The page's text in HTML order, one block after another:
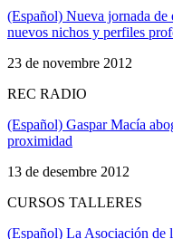
(Español) Nueva jornada de
nuevos nichos y perfiles
23 de novembre 2012
REC RADIO
(Español) Gaspar Macía
proximidad
13 de desembre 2012
CURSOS TALLERES
(Español) La Asociación de